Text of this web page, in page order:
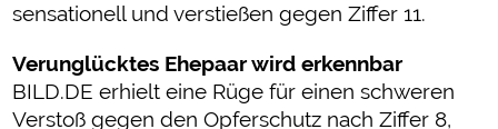
sensationell und verstießen gegen Ziffer 11.
Verunglücktes Ehepaar wird erkennbar
BILD.DE erhielt eine Rüge für einen schweren
Verstoß gegen den Opferschutz nach Ziffer 8,